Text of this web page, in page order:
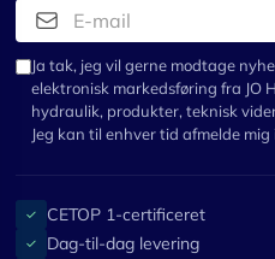
Ja tak, jeg vil gerne modtage
elektronisk markedsføring fra JO
hydraulik, produkter, teknisk
Jeg kan til enhver tid afmelde mig
✓ CETOP 1-certificeret
✓ Dag-til-dag levering